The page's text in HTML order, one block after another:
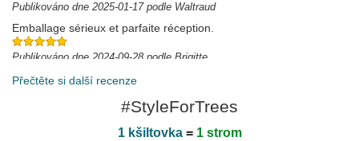
Publikováno dne 2025-01-17 podle Waltraud
Emballage sérieux et parfaite réception.
Publikováno dne 2024-09-28 podle Brigitte
Bellissimo capellino come del resto tutti gli acquisti
Publikováno dne 2024-08-21 podle Filippo
Přečtěte si další recenze
#StyleForTrees
1 kšiltovka= 1 strom